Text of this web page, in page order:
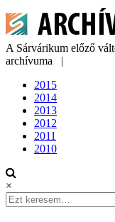
Skip
to
content
A Sárvárikum előző
archívuma |
2015
2014
2013
2012
2011
2010
×
Search
for: